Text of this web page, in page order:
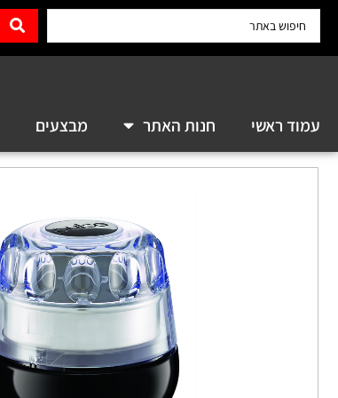
עמוד ראשי חנות האתר מבצעים